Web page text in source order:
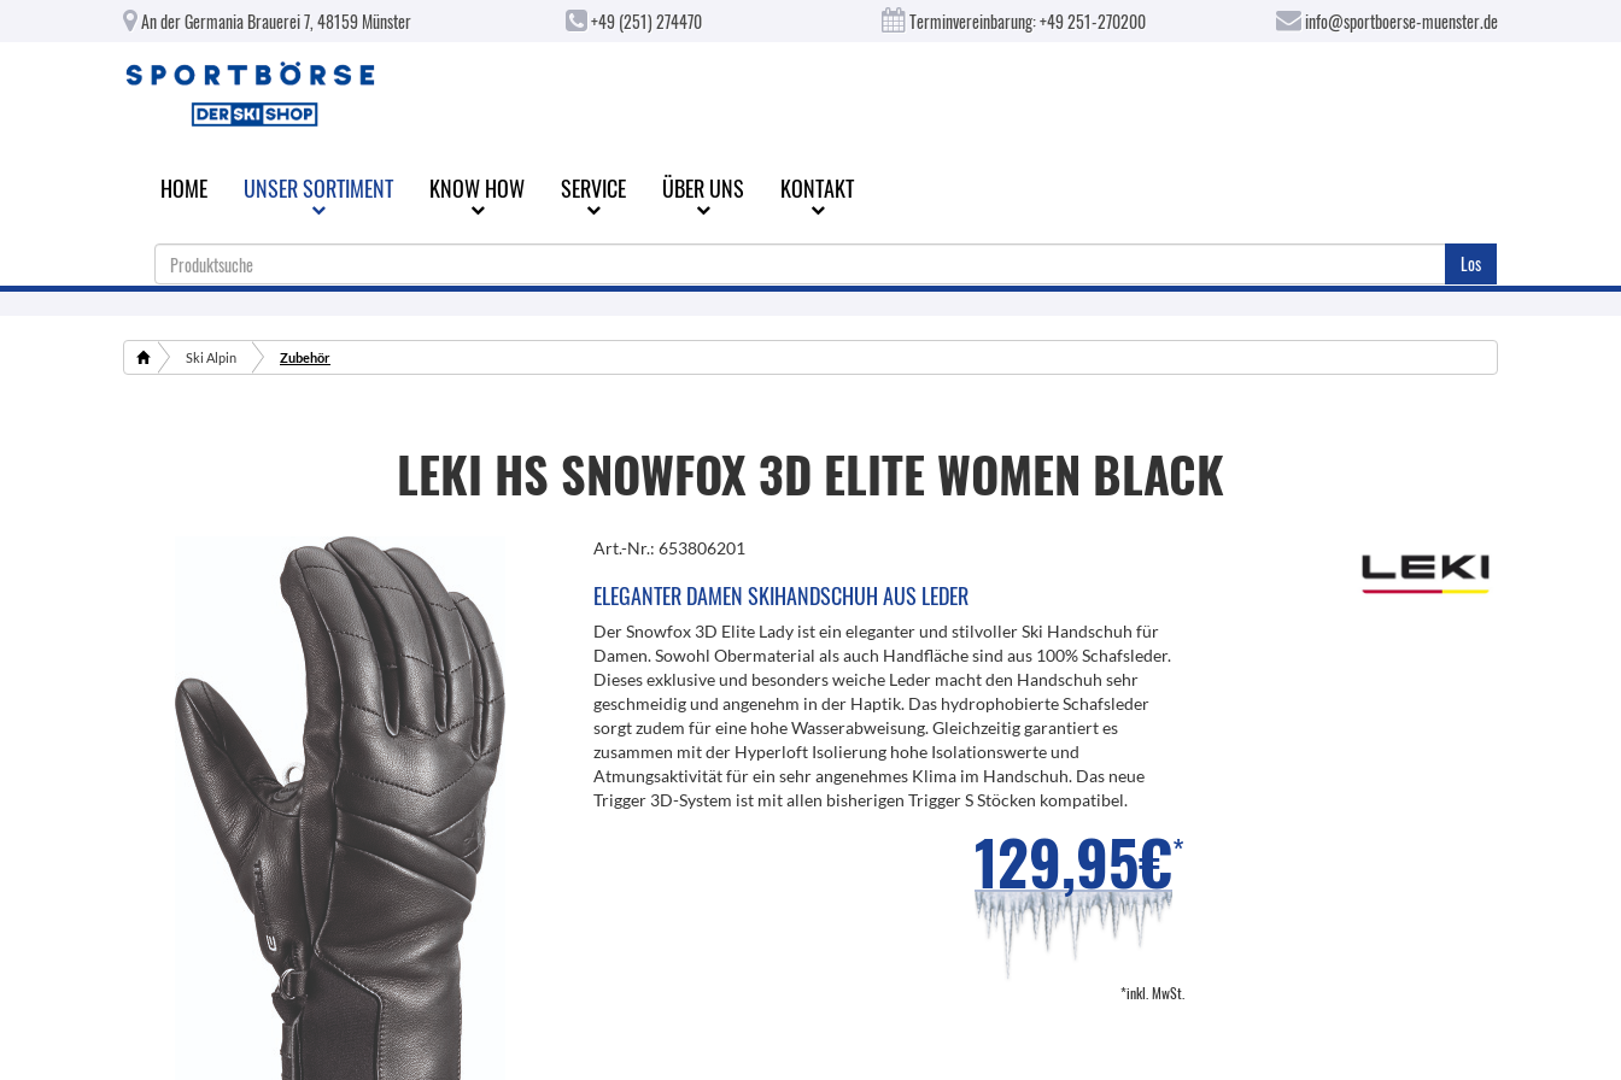
An der Germania Brauerei 7, 48159 Münster +49 (251) 274470 Terminvereinbarung:+49 251-270200 info@sportboerse-muenster.de
HOME UNSER SORTIMENT KNOW HOW SERVICE ÜBER UNS KONTAKT
Los
Ski Alpin Zubehör
LEKI HS SNOWFOX 3D ELITE WOMEN BLACK
Art.-Nr.: 653806201
ELEGANTER DAMEN SKIHANDSCHUH AUS LEDER
Der Snowfox 3D Elite Lady ist ein eleganter und stilvoller Ski Handschuh für
Damen. Sowohl Obermaterial als auch Handfläche sind aus 100% Schafsleder.
Dieses exklusive und besonders weiche Leder macht den Handschuh sehr
geschmeidig und angenehm in der Haptik. Das hydrophobierte Schafsleder
sorgt zudem für eine hohe Wasserabweisung. Gleichzeitig garantiert es
zusammen mit der Hyperloft Isolierung hohe Isolationswerte und
Atmungsaktivität für ein sehr angenehmes Klima im Handschuh. Das neue
Trigger 3D-System ist mit allen bisherigen Trigger S Stöcken kompatibel.
129,95€*
*inkl. MwSt.